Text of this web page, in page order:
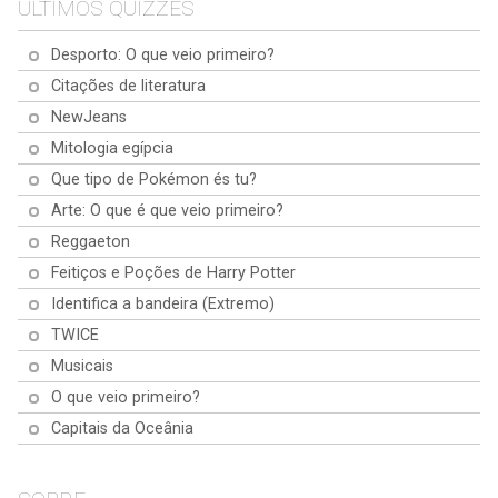
legados notáveis. Estás pronto
converter números em
algarismos romanos e domina
especialista em números
estás com sorte! É hora do teste
de Geografia! Aperta o cinto e
ÚLTIMOS QUIZZES
Desporto: O que veio primeiro?
Citações de literatura
NewJeans
Mitologia egípcia
Que tipo de Pokémon és tu?
Arte: O que é que veio primeiro?
Reggaeton
Feitiços e Poções de Harry Potter
Identifica a bandeira (Extremo)
TWICE
Musicais
O que veio primeiro?
Capitais da Oceânia